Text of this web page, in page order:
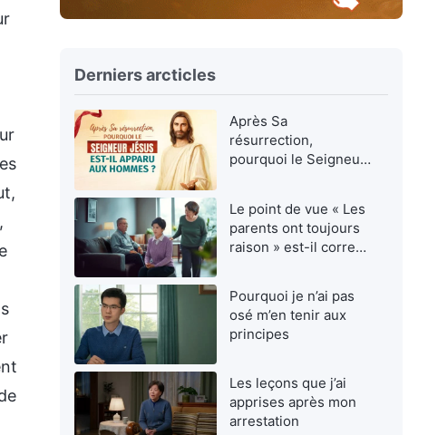
Derniers arcticles
Après Sa
résurrection,
pourquoi le Seigneur
Le point de vue « Les
parents ont toujours
raison » est-il correct
Pourquoi je n’ai pas
osé m’en tenir aux
principes
Les leçons que j’ai
apprises après mon
arrestation